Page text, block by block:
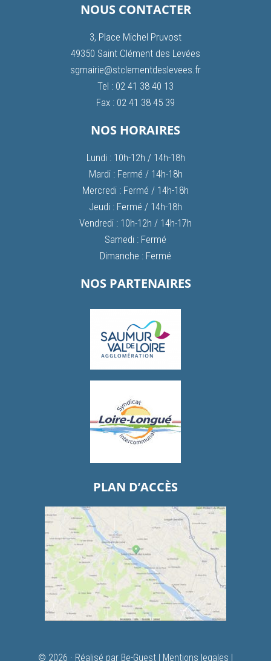
NOUS CONTACTER
3, Place Michel Pruvost
49350 Saint Clément des Levées
sgmairie@stclementdeslevees.fr
Tel : 02 41 38 40 13
Fax : 02 41 38 45 39
NOS HORAIRES
Lundi : 10h-12h / 14h-18h
Mardi : Fermé / 14h-18h
Mercredi : Fermé / 14h-18h
Jeudi : Fermé / 14h-18h
Vendredi : 10h-12h / 14h-17h
Samedi : Fermé
Dimanche : Fermé
NOS PARTENAIRES
PLAN D’ACCÈS
© 2026 · Réalisé par Be-Guest | Mentions legales |